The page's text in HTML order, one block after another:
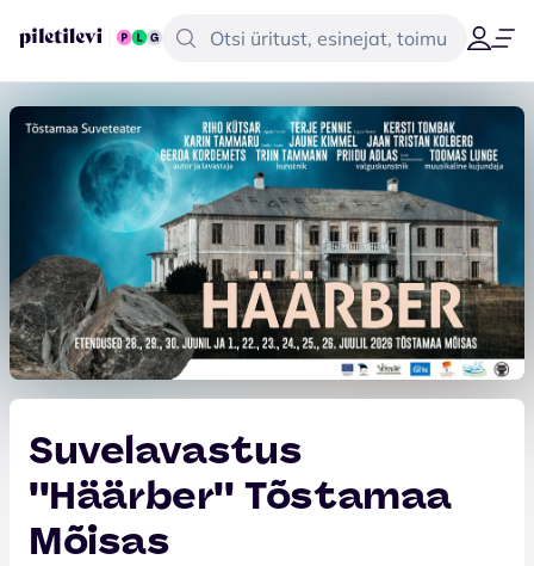
Suvelavastus
''Häärber'' Tõstamaa
Mõisas